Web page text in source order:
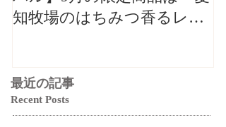
知牧場のはちみつ香るレモ
最近の記事
Recent Posts